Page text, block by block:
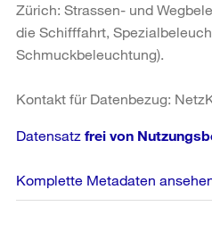
Zürich: Strassen- und
die Schifffahrt,
Schmuckbeleuchtung).
Kontakt für Datenbezug:
Datensatz frei von
Komplette Metadaten